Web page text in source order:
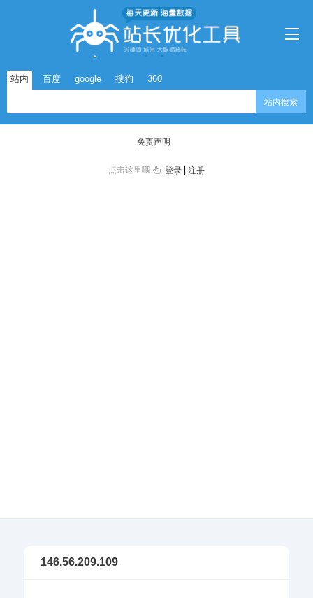
站内 百度 google 搜狗 360
站内搜索
免责声明
点击这里哦 登录 |注册
146.56.209.109